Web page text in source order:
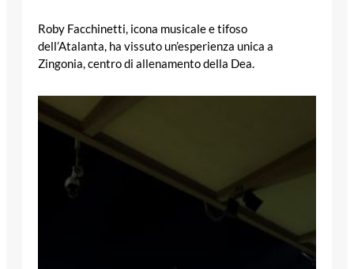
Roby Facchinetti, icona musicale e tifoso
dell’Atalanta, ha vissuto un’esperienza unica a
Zingonia, centro di allenamento della Dea.